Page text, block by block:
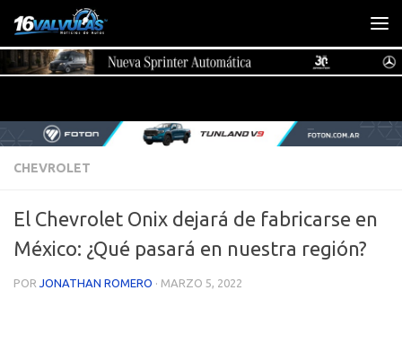
Saltar al contenido
CHEVROLET
El Chevrolet Onix dejará de fabricarse en
México: ¿Qué pasará en nuestra región?
POR JONATHAN ROMERO · MARZO 5, 2022